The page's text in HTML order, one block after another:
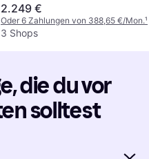
2.249 €
Oder 6 Zahlungen von 388,65 €/Mon.¹
3 Shops
die du vor
solltest